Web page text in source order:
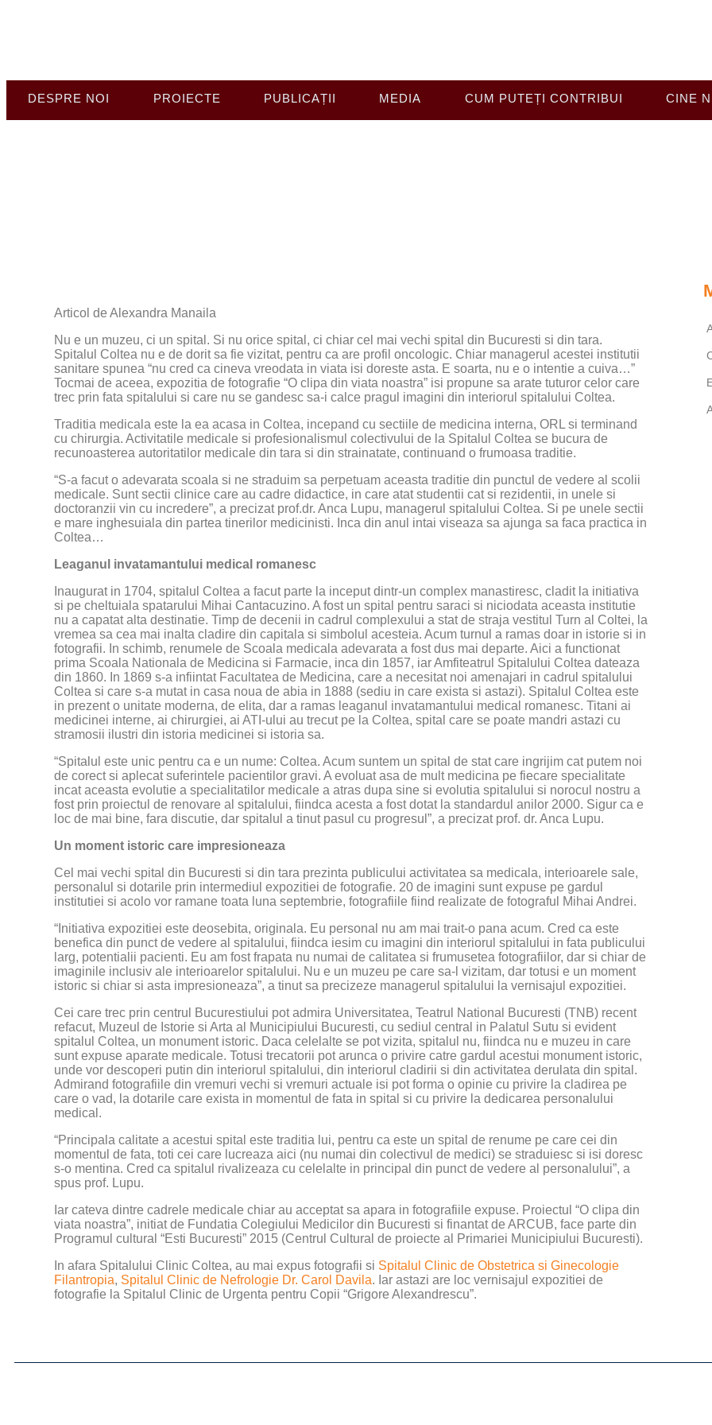
DESPRE NOI PROIECTE PUBLICAȚII MEDIA CUM PUTEȚI CONTRIBUI CINE
Articol de Alexandra Manaila
Nu e un muzeu, ci un spital. Si nu orice spital, ci chiar cel mai vechi spital din Bucuresti si din tara.
Spitalul Coltea nu e de dorit sa fie vizitat, pentru ca are profil oncologic. Chiar managerul acestei institutii
sanitare spunea “nu cred ca cineva vreodata in viata isi doreste asta. E soarta, nu e o intentie a cuiva…”
Tocmai de aceea, expozitia de fotografie “O clipa din viata noastra” isi propune sa arate tuturor celor care
trec prin fata spitalului si care nu se gandesc sa-i calce pragul imagini din interiorul spitalului Coltea.
Traditia medicala este la ea acasa in Coltea, incepand cu sectiile de medicina interna, ORL si terminand
cu chirurgia. Activitatile medicale si profesionalismul colectivului de la Spitalul Coltea se bucura de
recunoasterea autoritatilor medicale din tara si din strainatate, continuand o frumoasa traditie.
“S-a facut o adevarata scoala si ne straduim sa perpetuam aceasta traditie din punctul de vedere al scolii
medicale. Sunt sectii clinice care au cadre didactice, in care atat studentii cat si rezidentii, in unele si
doctoranzii vin cu incredere”, a precizat prof.dr. Anca Lupu, managerul spitalului Coltea. Si pe unele sectii
e mare inghesuiala din partea tinerilor medicinisti. Inca din anul intai viseaza sa ajunga sa faca practica in
Coltea…
Leaganul invatamantului medical romanesc
Inaugurat in 1704, spitalul Coltea a facut parte la inceput dintr-un complex manastiresc, cladit la initiativa
si pe cheltuiala spatarului Mihai Cantacuzino. A fost un spital pentru saraci si niciodata aceasta institutie
nu a capatat alta destinatie. Timp de decenii in cadrul complexului a stat de straja vestitul Turn al Coltei, la
vremea sa cea mai inalta cladire din capitala si simbolul acesteia. Acum turnul a ramas doar in istorie si in
fotografii. In schimb, renumele de Scoala medicala adevarata a fost dus mai departe. Aici a functionat
prima Scoala Nationala de Medicina si Farmacie, inca din 1857, iar Amfiteatrul Spitalului Coltea dateaza
din 1860. In 1869 s-a infiintat Facultatea de Medicina, care a necesitat noi amenajari in cadrul spitalului
Coltea si care s-a mutat in casa noua de abia in 1888 (sediu in care exista si astazi). Spitalul Coltea este
in prezent o unitate moderna, de elita, dar a ramas leaganul invatamantului medical romanesc. Titani ai
medicinei interne, ai chirurgiei, ai ATI-ului au trecut pe la Coltea, spital care se poate mandri astazi cu
stramosii ilustri din istoria medicinei si istoria sa.
“Spitalul este unic pentru ca e un nume: Coltea. Acum suntem un spital de stat care ingrijim cat putem noi
de corect si aplecat suferintele pacientilor gravi. A evoluat asa de mult medicina pe fiecare specialitate
incat aceasta evolutie a specialitatilor medicale a atras dupa sine si evolutia spitalului si norocul nostru a
fost prin proiectul de renovare al spitalului, fiindca acesta a fost dotat la standardul anilor 2000. Sigur ca e
loc de mai bine, fara discutie, dar spitalul a tinut pasul cu progresul”, a precizat prof. dr. Anca Lupu.
Un moment istoric care impresioneaza
Cel mai vechi spital din Bucuresti si din tara prezinta publicului activitatea sa medicala, interioarele sale,
personalul si dotarile prin intermediul expozitiei de fotografie. 20 de imagini sunt expuse pe gardul
institutiei si acolo vor ramane toata luna septembrie, fotografiile fiind realizate de fotograful Mihai Andrei.
“Initiativa expozitiei este deosebita, originala. Eu personal nu am mai trait-o pana acum. Cred ca este
benefica din punct de vedere al spitalului, fiindca iesim cu imagini din interiorul spitalului in fata publicului
larg, potentialii pacienti. Eu am fost frapata nu numai de calitatea si frumusetea fotografiilor, dar si chiar de
imaginile inclusiv ale interioarelor spitalului. Nu e un muzeu pe care sa-l vizitam, dar totusi e un moment
istoric si chiar si asta impresioneaza”, a tinut sa precizeze managerul spitalului la vernisajul expozitiei.
Cei care trec prin centrul Bucurestiului pot admira Universitatea, Teatrul National Bucuresti (TNB) recent
refacut, Muzeul de Istorie si Arta al Municipiului Bucuresti, cu sediul central in Palatul Sutu si evident
spitalul Coltea, un monument istoric. Daca celelalte se pot vizita, spitalul nu, fiindca nu e muzeu in care
sunt expuse aparate medicale. Totusi trecatorii pot arunca o privire catre gardul acestui monument istoric,
unde vor descoperi putin din interiorul spitalului, din interiorul cladirii si din activitatea derulata din spital.
Admirand fotografiile din vremuri vechi si vremuri actuale isi pot forma o opinie cu privire la cladirea pe
care o vad, la dotarile care exista in momentul de fata in spital si cu privire la dedicarea personalului
medical.
“Principala calitate a acestui spital este traditia lui, pentru ca este un spital de renume pe care cei din
momentul de fata, toti cei care lucreaza aici (nu numai din colectivul de medici) se straduiesc si isi doresc
s-o mentina. Cred ca spitalul rivalizeaza cu celelalte in principal din punct de vedere al personalului”, a
spus prof. Lupu.
Iar cateva dintre cadrele medicale chiar au acceptat sa apara in fotografiile expuse. Proiectul “O clipa din
viata noastra”, initiat de Fundatia Colegiului Medicilor din Bucuresti si finantat de ARCUB, face parte din
Programul cultural “Esti Bucuresti” 2015 (Centrul Cultural de proiecte al Primariei Municipiului Bucuresti).
In afara Spitalului Clinic Coltea, au mai expus fotografii si Spitalul Clinic de Obstetrica si Ginecologie
Filantropia, Spitalul Clinic de Nefrologie Dr. Carol Davila. Iar astazi are loc vernisajul expozitiei de
fotografie la Spitalul Clinic de Urgenta pentru Copii “Grigore Alexandrescu”.